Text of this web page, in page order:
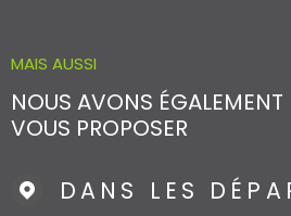
MAIS AUSSI
NOUS AVONS ÉGALEMENT
VOUS PROPOSER
DANS LES